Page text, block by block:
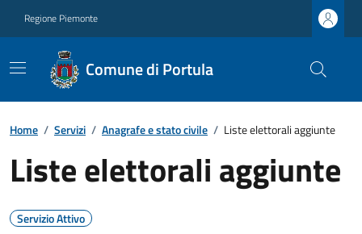
Regione Piemonte
Comune di Portula
Home / Servizi / Anagrafe e stato civile / Liste elettorali aggiunte
Liste elettorali aggiunte
Servizio Attivo